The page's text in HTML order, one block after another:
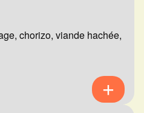
chorizo, viande hachée,